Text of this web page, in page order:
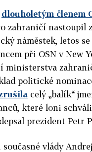
dlouholetým členem
zahraničí nastoupil
náměstek, letos
při OSN v New
ministerstva
politické
celý „balík“
které loni
prezident Petr
vlády